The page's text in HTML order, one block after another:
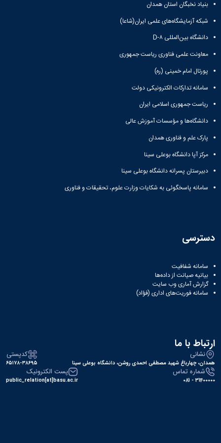
معظم
رهبری
دانشگاه
روابط
عمومی
دانشکده‌ها
شماره
تلفن‌ها
آموزش
کارکنان
سایر
تقویم
نظامنامه
اخلاق
آموزش
دانش‌آموختگان
آزمایشگاه
شناسی
آزمایشگاه
هوش
ربات
و
بینایی
آزمایشگاه
پژوهش
کتابخانه
مرکزی
و
اسناد
پایان
نامه
و
انتشارات
کتب
مجلات
علمی
فناوری
و
حسابداری
رزن
صنایع
بهار
مجتمع
آموزش
عالی
نهاوند
(ویژه
زمین
سالن‌های
ورزشی
تفریحی-
سیاحتی
دانشگاه
موزه
تاریخ
طبیعی
دانشگاه
(محمد)
بنیاد نخبگان استان همدان
شبکه آزمایشگاه‌های علمی ایران(شاعا)
دانشگاه بین‌المللی D-۸
معاونت علمی فناوری ریاست جمهوری
پورتال امام خمینی (ره)
سامانه تدارکات الکترونیکی دولت
ریاست جمهوری اسلامی ایران
دانشگاه‌ها و مؤسسات آموزش عالی
پارک علم و فناوری همدان
مرکز آپا دانشگاه بوعلی سینا
دبیرستان پسرانه دانشگاه بوعلی سینا
سامانه پاسخگوئی به شکایات وزارت علوم، تحقیقات و فناوری
دسترسی
سامانه شفافیت
بیانیه صیانت از داده‌ها
گزارش آماری وب‌ سایت
سامانه فوریت‌های اداری (فؤاد)
ارتباط با ما
نشانی
همدان، چهارباغ شهید مصطفی احمدی روشن، دانشگاه بوعلی سینا
کدپستی
۶۵۱۷۸-۳۸۶۹۵
شماره تماس
31400000 - 081
پست الکترونیک
public_relation[at]basu.ac.ir